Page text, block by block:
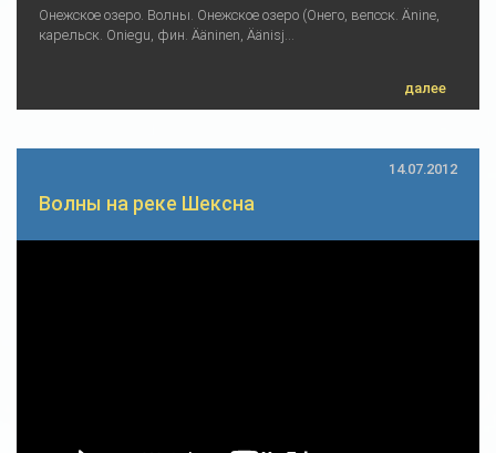
Онежское озеро. Волны. Онежское озеро (Онего, вепсск. Änine,
карельск. Oniegu, фин. Ääninen, Äänisj...
далее
14.07.2012
Волны на реке Шексна